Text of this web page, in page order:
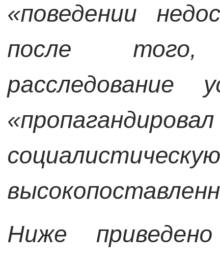
«поведении
после
расследование
Ниже